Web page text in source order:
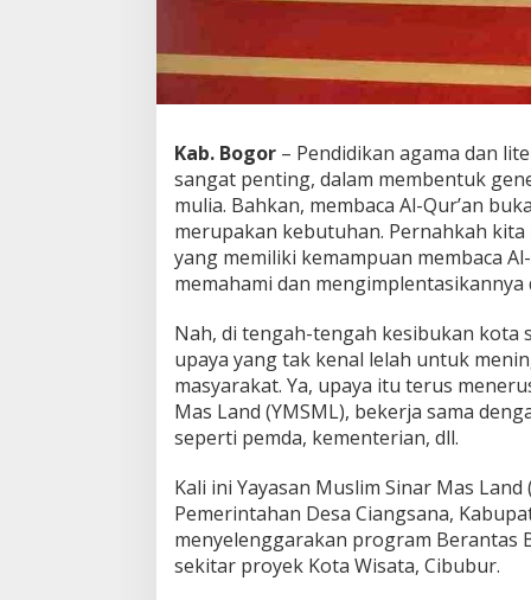
'
a
n
e
n
g
a
n
C
e
p
t
!
Kab. Bogor – Pendidikan agama dan
sangat penting, dalam membentuk
mulia. Bahkan, membaca Al-Qur’an
merupakan kebutuhan. Pernahkah
yang memiliki kemampuan membaca
memahami dan
Nah, di tengah-tengah kesibukan kota
upaya yang tak kenal lelah untuk
masyarakat. Ya, upaya itu terus
Mas Land (YMSML), bekerja sama
seperti pemda, kementerian, dll.
Kali ini Yayasan Muslim Sinar Mas
Pemerintahan Desa Ciangsana,
menyelenggarakan program Berantas
sekitar proyek Kota Wisata, Cibubur.